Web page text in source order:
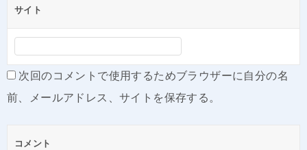
サイト
次回のコメントで使用するためブラウザーに自分の名
前、メールアドレス、サイトを保存する。
コメント